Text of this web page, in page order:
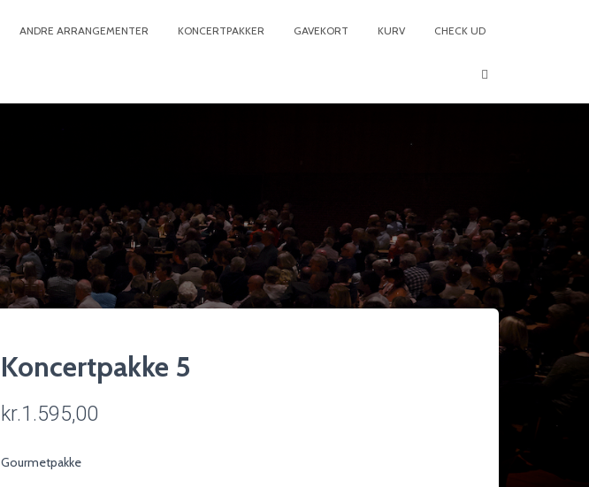
ANDRE ARRANGEMENTER KONCERTPAKKER GAVEKORT KURV CHECK UD
Koncertpakke 5
kr.1.595,00
Gourmetpakke